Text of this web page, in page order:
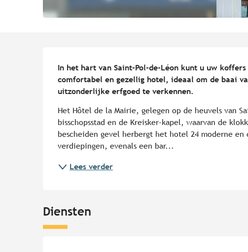
In het hart van Saint-Pol-de-Léon kunt u uw
comfortabel en gezellig hotel, ideaal om de baai
uitzonderlijke erfgoed te verkennen.
Het Hôtel de la Mairie, gelegen op de heuvels van
bisschopsstad en de Kreisker-kapel, waarvan de
bescheiden gevel herbergt het hotel 24 moderne
verdiepingen, evenals een bar...
Lees verder
Diensten